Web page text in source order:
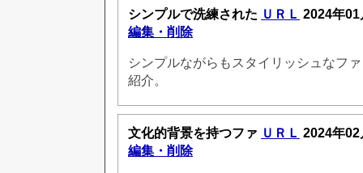
シンプルで洗練された ＵＲＬ 2024年01
編集・削除
シンプルながらもスタイリッシュなフ
紹介。
文化的背景を持つファ ＵＲＬ 2024年02
編集・削除